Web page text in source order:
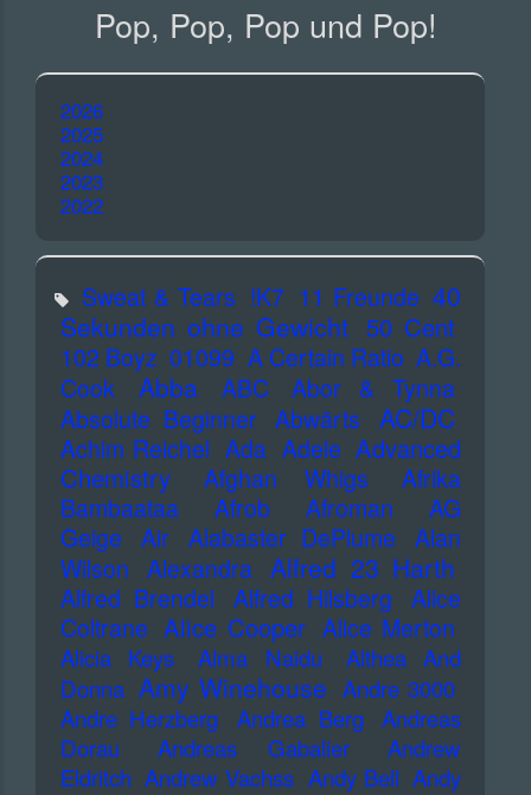
Pop, Pop, Pop und Pop!
2026
2025
2024
2023
2022
Sweat & Tears !K7 11 Freunde 40
Sekunden ohne Gewicht 50 Cent
102 Boyz 01099 A Certain Ratio A.G.
Cook
Abba ABC
Abor & Tynna
Absolute Beginner Abwärts AC/DC
Achim Reichel Ada Adele Advanced
Chemistry
Afghan Whigs
Afrika
Bambaataa
Afrob Afroman
AG
Geige
Air Alabaster DePlume
Alan
Wilson Alexandra Alfred 23 Harth
Alfred Brendel Alfred Hilsberg
Alice
Coltrane Alice Cooper Alice Merton
Alicia Keys Alma Naidu
Althea And
Donna Amy Winehouse Andre 3000
Andre Herzberg
Andrea Berg
Andreas
Dorau
Andreas Gabalier
Andrew
Eldritch Andrew Vachss Andy Bell Andy